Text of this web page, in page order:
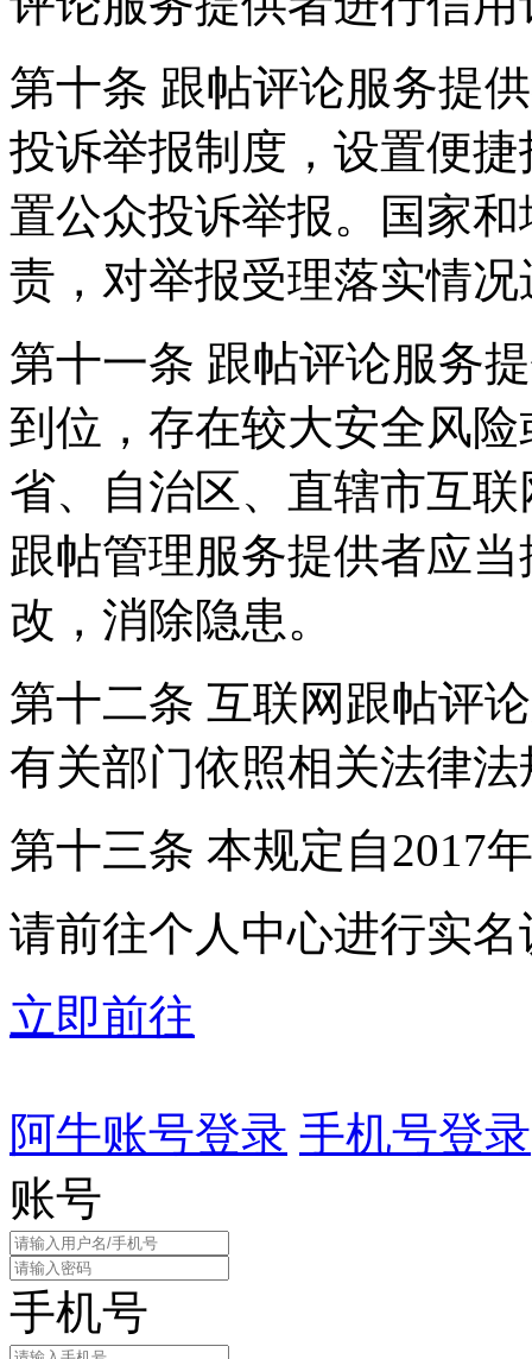
第十条 跟帖评论服务提
投诉举报制度，设置便
置公众投诉举报。国家
责，对举报受理落实情
第十一条 跟帖评论服务
到位，存在较大安全风
省、自治区、直辖市互
跟帖管理服务提供者应
改，消除隐患。
第十二条 互联网跟帖评
有关部门依照相关法律
第十三条 本规定自2017
请前往个人中心进行实名
立即前往
阿牛账号登录 手机号登录
账号
手机号